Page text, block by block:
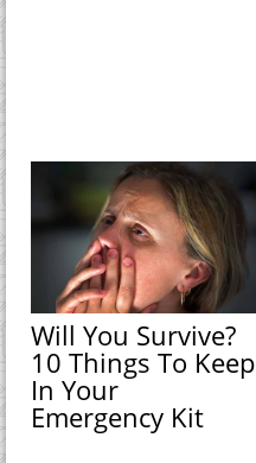
Will You Survive?
10 Things To Keep
In Your
Emergency Kit